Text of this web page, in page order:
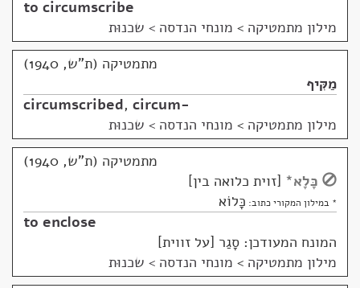
to circumscribe
מילון מתמטיקה > מונחי הנדסה > שכנוּת
מתמטיקה (ת"ש, 1940)
מַקִּיף
circumscribed, circum-
מילון מתמטיקה > מונחי הנדסה > שכנוּת
מתמטיקה (ת"ש, 1940)
כָּלָא* זוית כלואה בין
* במילון המקורי כתוב: כָּלוֹא
to enclose
המונח המעודכן: סָגַר [על זווית]
מילון מתמטיקה > מונחי הנדסה > שכנוּת